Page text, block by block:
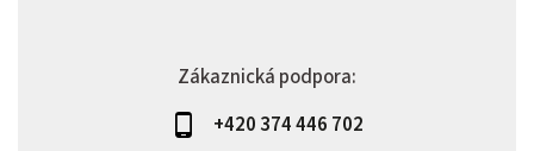
Zákaznická podpora:
+420 374 446 702